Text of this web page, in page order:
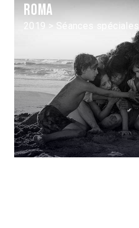
Roma
2019 > Séances spéciales